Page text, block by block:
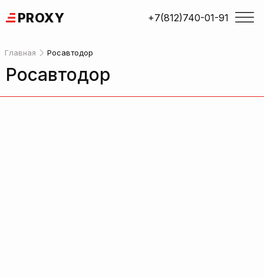
to
PROXY +7(812)740-01-91
Главная Росавтодор
Росавтодор